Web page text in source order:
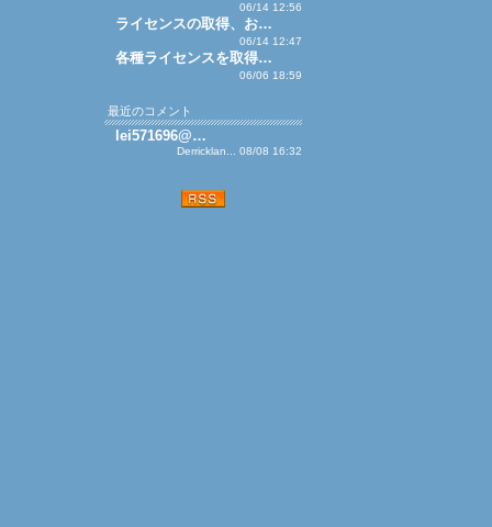
06/14 12:56
ライセンスの取得、お…
06/14 12:47
各種ライセンスを取得…
06/06 18:59
最近のコメント
lei571696@…
Derricklan... 08/08 16:32